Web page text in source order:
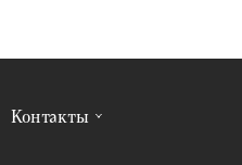
Контакты